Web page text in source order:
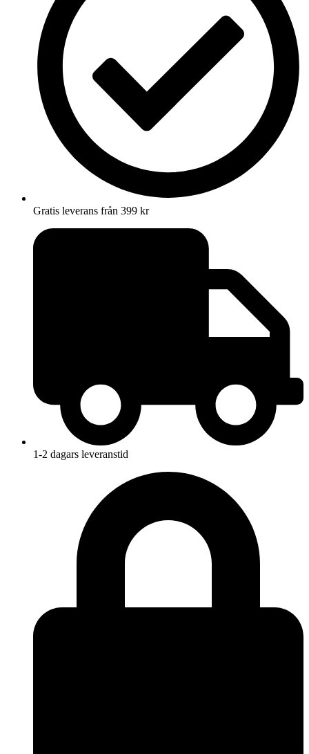
Gratis leverans från 399 kr
1-2 dagars leveranstid